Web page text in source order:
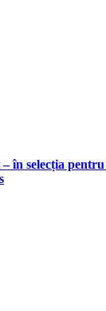
în selecția